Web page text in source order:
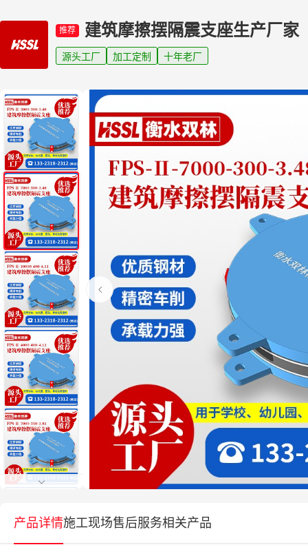
推荐 建筑摩擦摆隔震支座生产厂家
源头工厂 加工定制 十年老厂
产品详情施工现场售后服务相关产品